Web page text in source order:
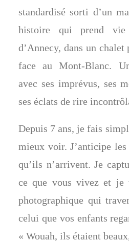
standardisé sorti d’un
histoire qui prend
d’Annecy, dans un
face au Mont-Blanc.
avec ses imprévus, ses
ses éclats de rire
Depuis 7 ans, je fais
mieux voir. J’anticipe
qu’ils n’arrivent. Je
ce que vous vivez et
photographique qui
celui que vos enfants
« Wouah, ils étaient